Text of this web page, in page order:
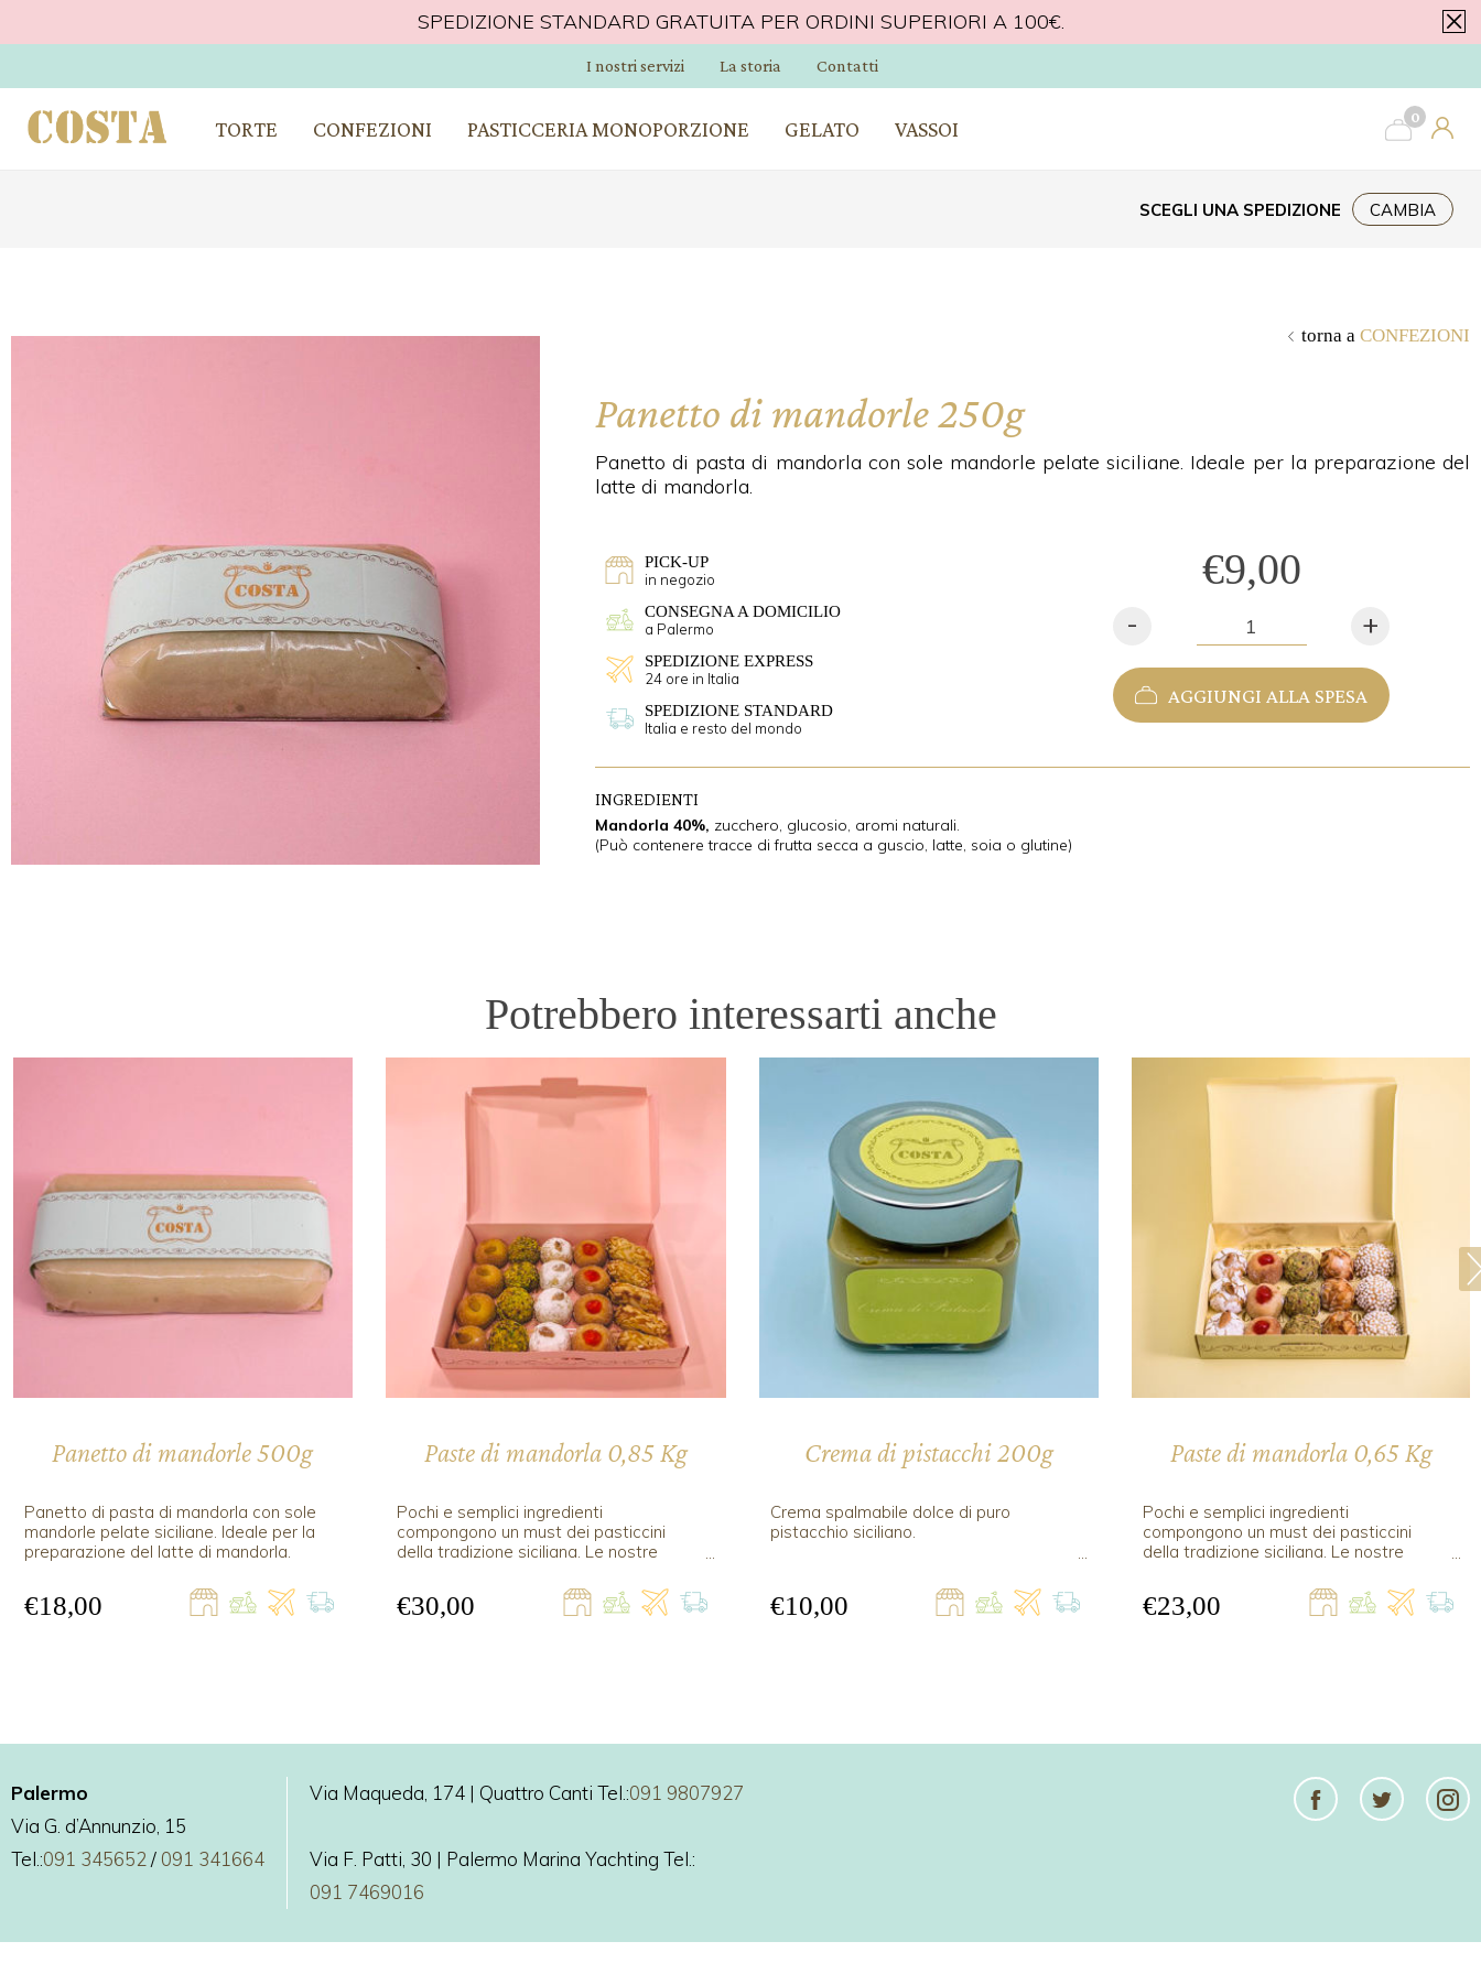
SPEDIZIONE STANDARD GRATUITA PER ORDINI SUPERIORI A 100€.
I nostri servizi La storia Contatti
TORTE CONFEZIONI PASTICCERIA MONOPORZIONE GELATO VASSOI
0
SCEGLI UNA SPEDIZIONE CAMBIA
torna a CONFEZIONI
Panetto di mandorle 250g
Panetto di pasta di mandorla con sole mandorle pelate siciliane. Ideale per la preparazione del
latte di mandorla.
PICK-UP
in negozio
CONSEGNA A DOMICILIO
a Palermo
SPEDIZIONE EXPRESS
24 ore in Italia
SPEDIZIONE STANDARD
Italia e resto del mondo
€9,00
- +
AGGIUNGI ALLA SPESA
INGREDIENTI
Mandorla 40%, zucchero, glucosio, aromi naturali.
(Può contenere tracce di frutta secca a guscio, latte, soia o glutine)
Potrebbero interessarti anche
Panetto di mandorle 500g
Panetto di pasta di mandorla con sole
mandorle pelate siciliane. Ideale per la
preparazione del latte di mandorla.
€18,00
Paste di mandorla 0,85 Kg
Pochi e semplici ingredienti
compongono un must dei pasticcini
della tradizione siciliana. Le nostre
mandorle pelate di Avola, miele
biologico delle Madonie e pistacchi di
€30,00
Crema di pistacchi 200g
Crema spalmabile dolce di puro
pistacchio siciliano.
€10,00
Paste di mandorla 0,65 Kg
Pochi e semplici ingredienti
compongono un must dei pasticcini
della tradizione siciliana. Le nostre
mandorle pelate di Avola, miele
biologico delle Madonie e pistacchi di
€23,00
Palermo
Via G. d’Annunzio, 15
Tel.:091 345652 / 091 341664
Via Maqueda, 174 | Quattro Canti Tel.:091 9807927
Via F. Patti, 30 | Palermo Marina Yachting Tel.:
091 7469016